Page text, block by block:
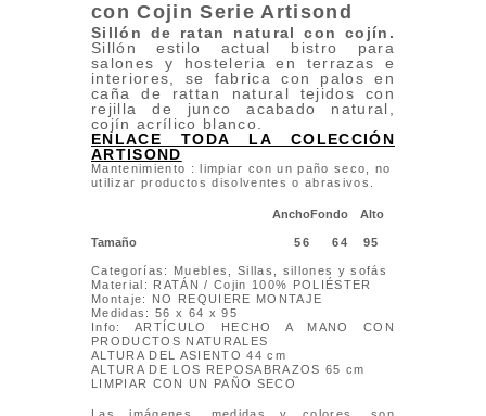
con CojinSerie Artisond
Sillón de ratan natural con cojín .
Sillón estilo actual bistro para
salones y hosteleria en terrazas e
interiores, se fabrica con palos en
caña de rattan natural tejidos con
rejilla de junco acabado natural,
cojín acrílico blanco.
ENLACE TODA LA COLECCIÓN
ARTISOND
Mantenimiento : limpiar con un paño seco, no
utilizar productos disolventes o abrasivos.
AnchoFondo Alto
Tamaño 56 64 95
Categorías: Muebles, Sillas, sillones y sofás
Material: RATÁN / Cojin 100% POLIÉSTER
Montaje: NO REQUIERE MONTAJE
Medidas: 56 x 64 x 95
Info: ARTÍCULO HECHO A MANO CON
PRODUCTOS NATURALES
ALTURA DEL ASIENTO 44 cm
ALTURA DE LOS REPOSABRAZOS 65 cm
LIMPIAR CON UN PAÑO SECO